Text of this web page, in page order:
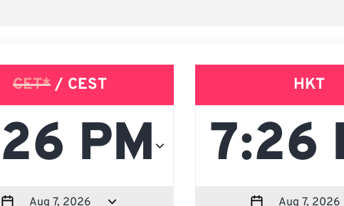
CET* / CEST HKT